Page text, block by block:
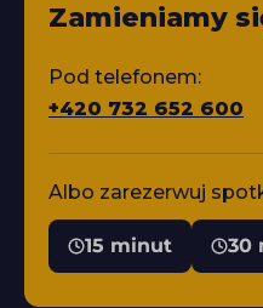
Zamieniamy
Pod telefonem:
+420 732 652 600
Albo zarezerwuj
15 minut 30